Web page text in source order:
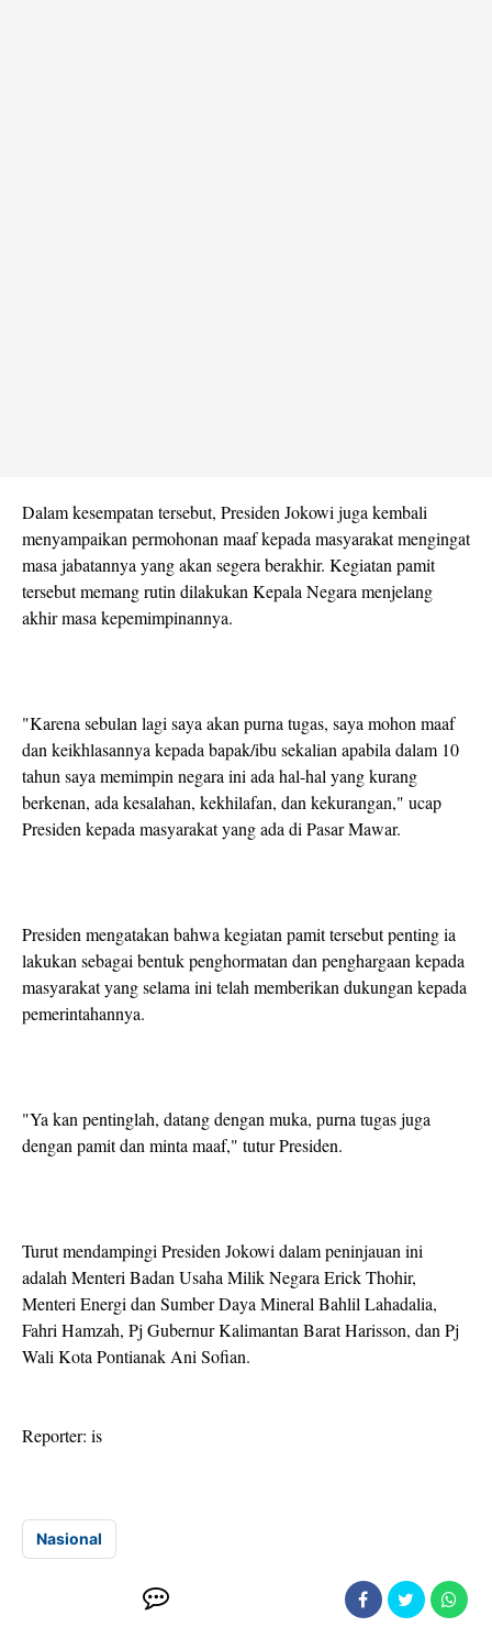
Dalam kesempatan tersebut, Presiden Jokowi juga kembali
menyampaikan permohonan maaf kepada masyarakat mengingat
masa jabatannya yang akan segera berakhir. Kegiatan pamit
tersebut memang rutin dilakukan Kepala Negara menjelang
akhir masa kepemimpinannya.
"Karena sebulan lagi saya akan purna tugas, saya mohon maaf
dan keikhlasannya kepada bapak/ibu sekalian apabila dalam 10
tahun saya memimpin negara ini ada hal-hal yang kurang
berkenan, ada kesalahan, kekhilafan, dan kekurangan," ucap
Presiden kepada masyarakat yang ada di Pasar Mawar.
Presiden mengatakan bahwa kegiatan pamit tersebut penting ia
lakukan sebagai bentuk penghormatan dan penghargaan kepada
masyarakat yang selama ini telah memberikan dukungan kepada
pemerintahannya.
"Ya kan pentinglah, datang dengan muka, purna tugas juga
dengan pamit dan minta maaf," tutur Presiden.
Turut mendampingi Presiden Jokowi dalam peninjauan ini
adalah Menteri Badan Usaha Milik Negara Erick Thohir,
Menteri Energi dan Sumber Daya Mineral Bahlil Lahadalia,
Fahri Hamzah, Pj Gubernur Kalimantan Barat Harisson, dan Pj
Wali Kota Pontianak Ani Sofian.
Reporter: is
Nasional